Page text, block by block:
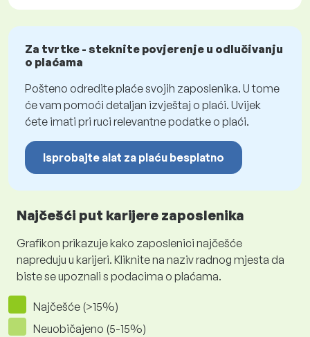
Za tvrtke - steknite povjerenje u odlučivanju
o plaćama
Pošteno odredite plaće svojih zaposlenika. U tome
će vam pomoći detaljan izvještaj o plaći. Uvijek
ćete imati pri ruci relevantne podatke o plaći.
Isprobajte alat za plaću besplatno
Najčešći put karijere zaposlenika
Grafikon prikazuje kako zaposlenici najčešće
napreduju u karijeri. Kliknite na naziv radnog mjesta da
biste se upoznali s podacima o plaćama.
Najčešće (>15%)
Neuobičajeno (5-15%)